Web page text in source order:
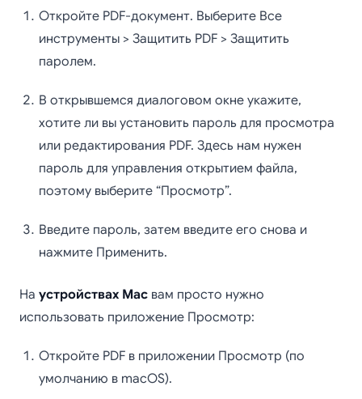
Откройте PDF-документ. Выберите Все
инструменты > Защитить PDF > Защитить
паролем.
В открывшемся диалоговом окне укажите,
хотите ли вы установить пароль для просмотра
или редактирования PDF. Здесь нам нужен
пароль для управления открытием файла,
поэтому выберите “Просмотр”.
Введите пароль, затем введите его снова и
нажмите Применить.
На устройствах Mac вам просто нужно
использовать приложение Просмотр:
Откройте PDF в приложении Просмотр (по
умолчанию в macOS).